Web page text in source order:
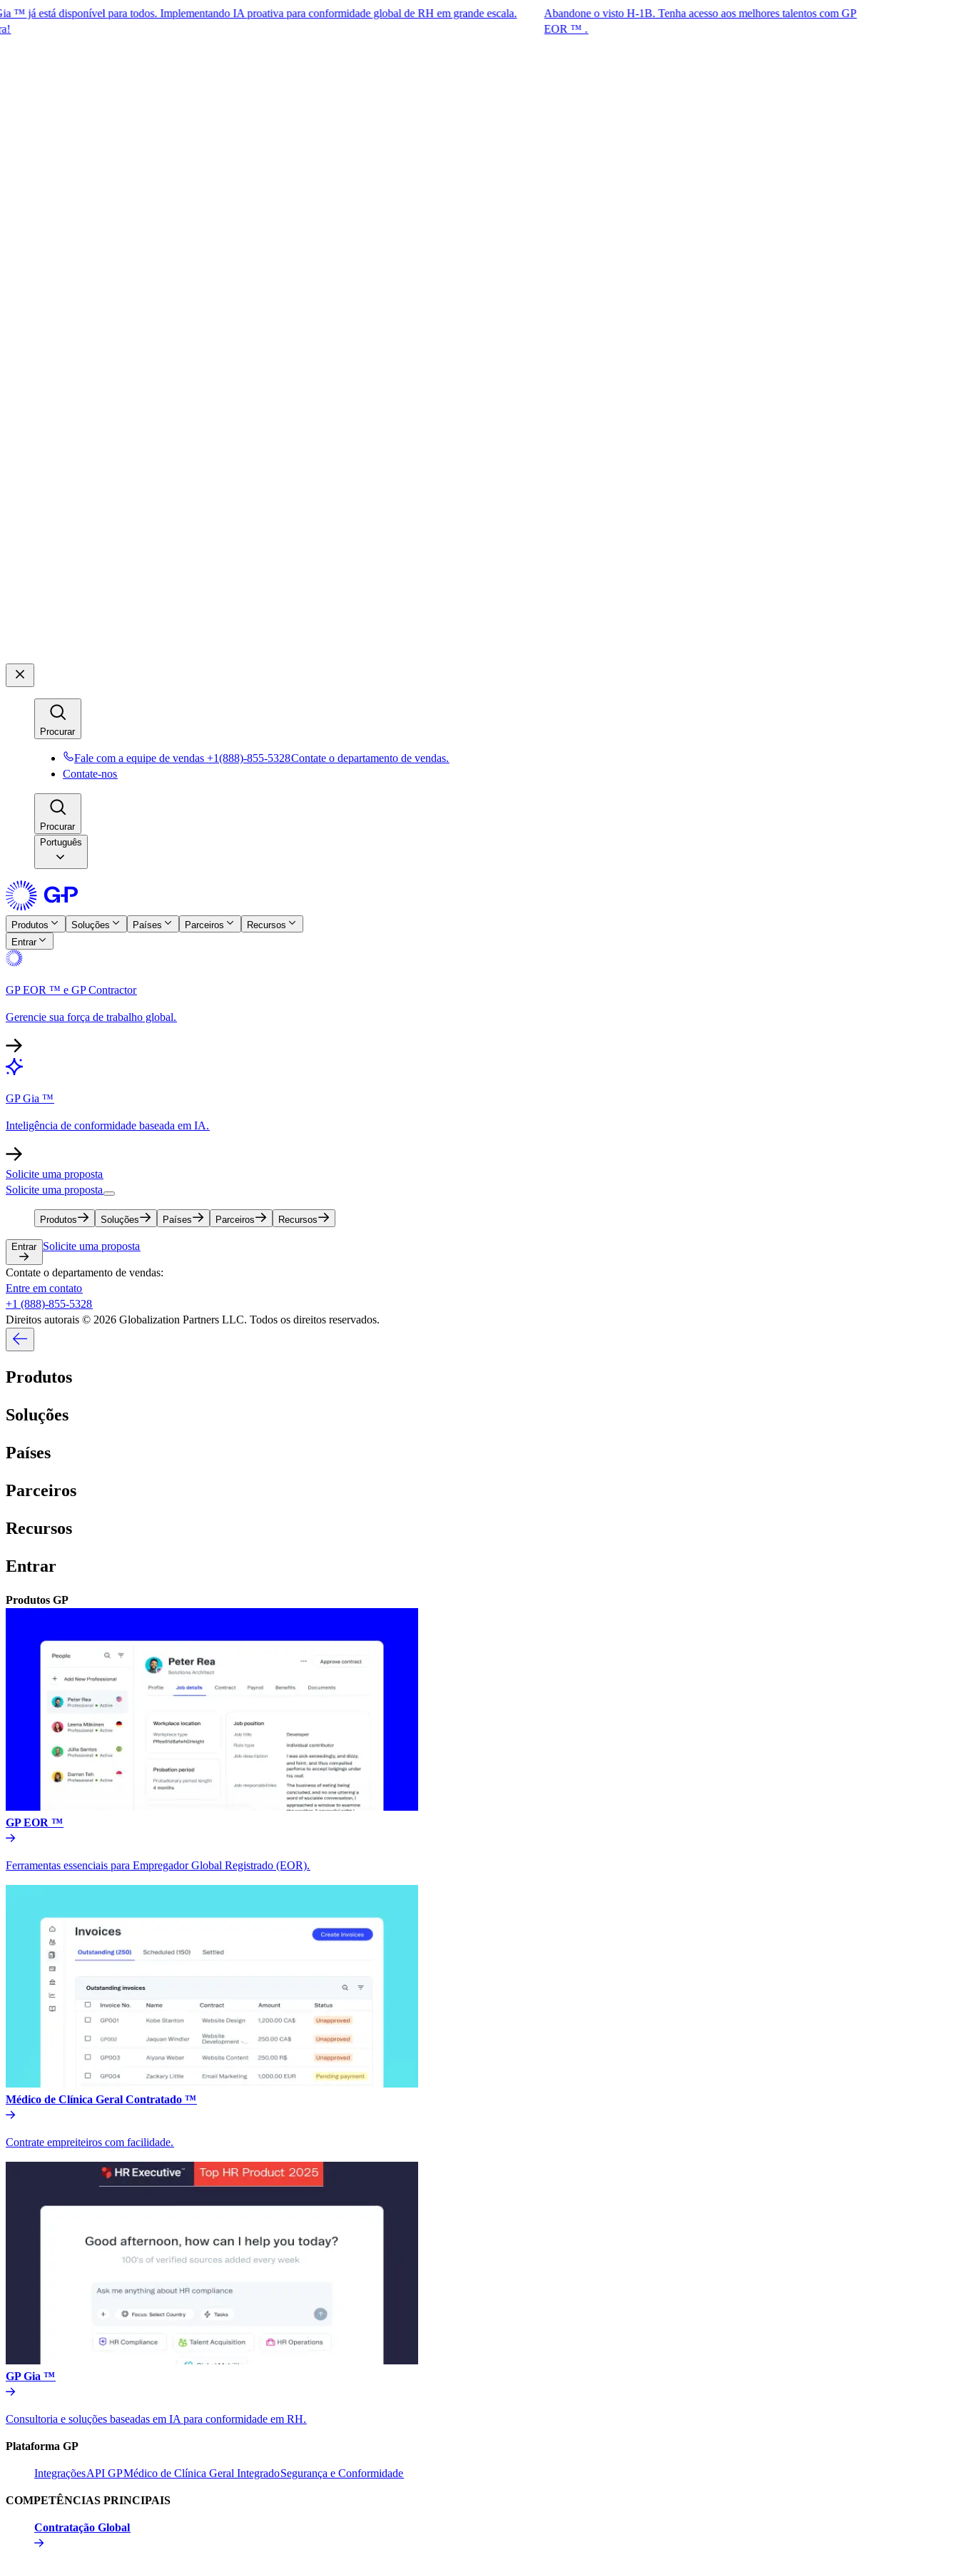
para todos. Implementando IA proativa para conformidade global de RH em grande escala.
Abandone o visto H-1B. Tenha acesso aos melhores talentos com GP
Procurar​​
Fale com a equipe de vendas +1(888)-855-5328​​Contate o departamento de vendas.​​
Contate-nos​​
Procurar​​
Português
Produtos​​ Soluções​​ Países​​ Parceiros​​
Recursos​​
Entrar​​
GP EOR ™ e GP Contractor​​
Gerencie sua força de trabalho global.​​
GP Gia ™​​
Inteligência de conformidade baseada em IA.​​
Solicite uma proposta​​
Solicite uma proposta​​
Produtos​​ Soluções​​ Países​​ Parceiros​​ Recursos​​
Entrar​​ Solicite uma proposta​​
Contate o departamento de vendas:​​
Entre em contato​​
+1 (888)-855-5328​​
Direitos autorais © 2026 Globalization Partners LLC. Todos os direitos reservados.​​
Produtos​​
Soluções​​
Países​​
Parceiros​​
Recursos​​
Entrar​​
Produtos GP​​
GP EOR ™​​
Ferramentas essenciais para Empregador Global Registrado (EOR).​​
Médico de Clínica Geral Contratado ™​​
Contrate empreiteiros com facilidade.​​
GP Gia ™​​
Consultoria e soluções baseadas em IA para conformidade em RH.​​
Plataforma GP​​
Integrações​​API GP​​Médico de Clínica Geral Integrado​​Segurança e Conformidade​​
COMPETÊNCIAS PRINCIPAIS​​
Contratação Global​​